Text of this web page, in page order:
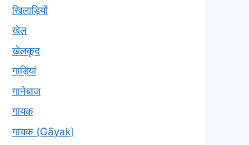
खिलाड़ियों
खेल
खेलकूद
गाड़ियां
गानेबाज
गायक
गायक (Gāyak)